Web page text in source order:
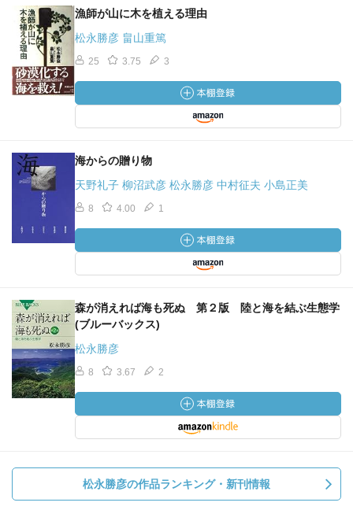
漁師が山に木を植える理由
松永勝彦 畠山重篤
25 3.75 3
海からの贈り物
天野礼子 柳沼武彦 松永勝彦 中村征夫 小島正美
8 4.00 1
森が消えれば海も死ぬ 第２版 陸と海を結ぶ生態学
(ブルーバックス)
松永勝彦
8 3.67 2
松永勝彦の作品ランキング・新刊情報